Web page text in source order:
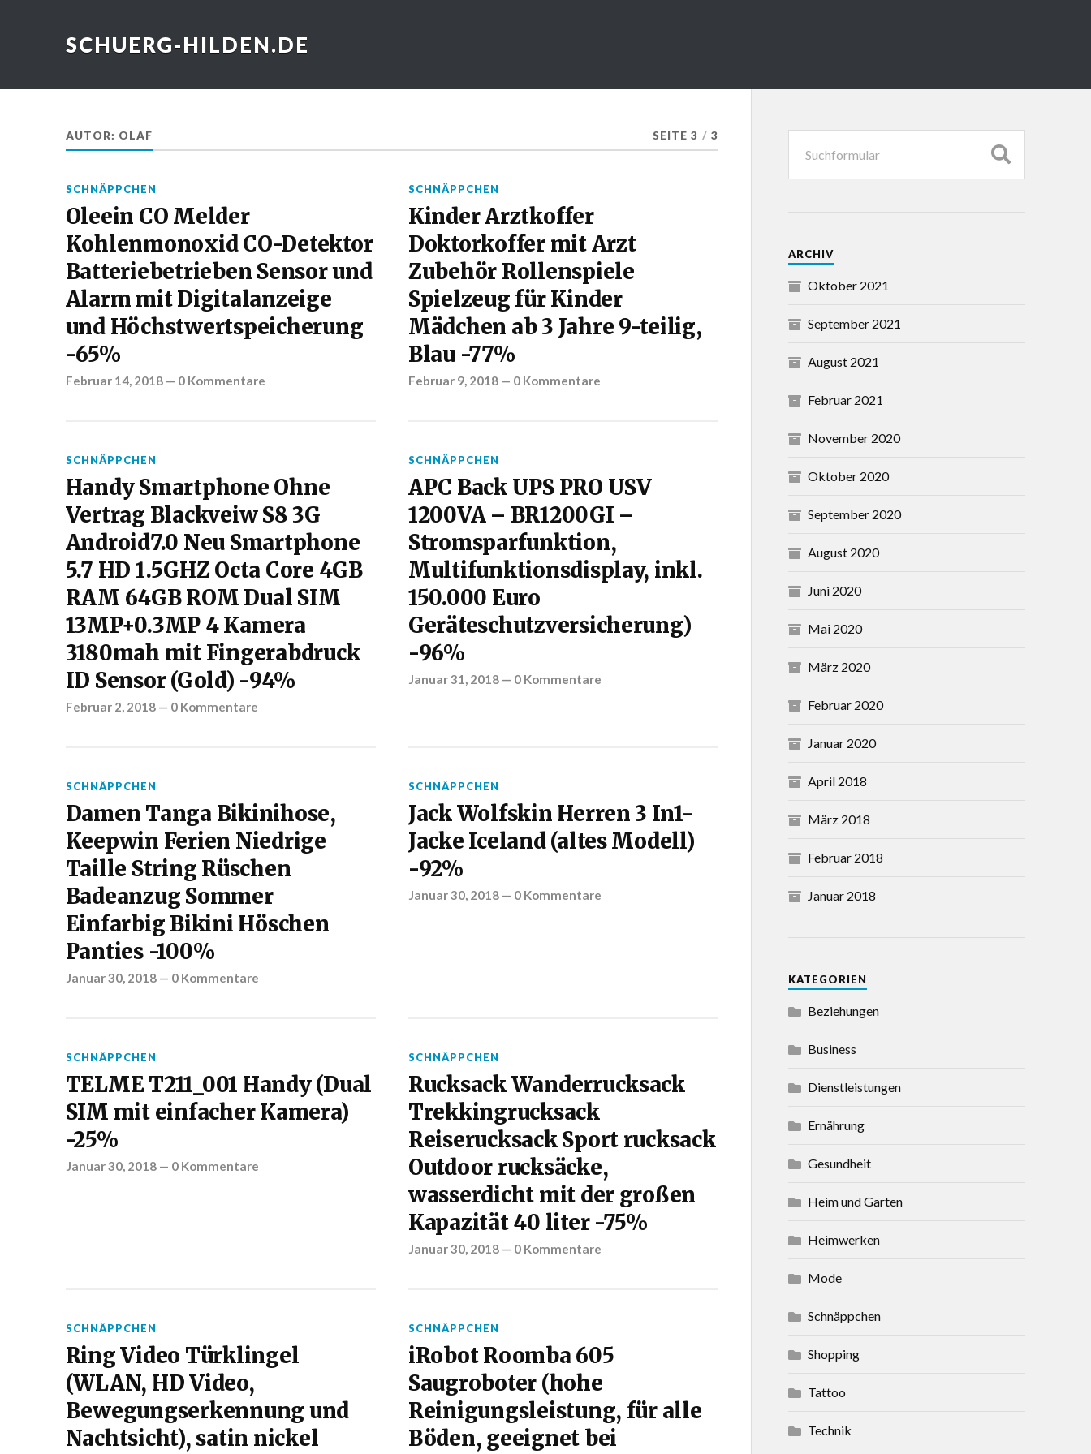
SCHUERG-HILDEN.DE
AUTOR: OLAF SEITE 3 / 3
SCHNÄPPCHEN
Oleein CO Melder
Kohlenmonoxid CO-Detektor
Batteriebetrieben Sensor und
Alarm mit Digitalanzeige
und Höchstwertspeicherung
-65%
Februar 14, 2018— 0 Kommentare
SCHNÄPPCHEN
Kinder Arztkoffer
Doktorkoffer mit Arzt
Zubehör Rollenspiele
Spielzeug für Kinder
Mädchen ab 3 Jahre 9-teilig,
Blau -77%
Februar 9, 2018— 0 Kommentare
SCHNÄPPCHEN
Handy Smartphone Ohne
Vertrag Blackveiw S8 3G
Android7.0 Neu Smartphone
5.7 HD 1.5GHZ Octa Core 4GB
RAM 64GB ROM Dual SIM
13MP+0.3MP 4 Kamera
3180mah mit Fingerabdruck
ID Sensor (Gold) -94%
Februar 2, 2018— 0 Kommentare
SCHNÄPPCHEN
APC Back UPS PRO USV
1200VA – BR1200GI –
Stromsparfunktion,
Multifunktionsdisplay, inkl.
150.000 Euro
Geräteschutzversicherung)
-96%
Januar 31, 2018— 0 Kommentare
SCHNÄPPCHEN
Damen Tanga Bikinihose,
Keepwin Ferien Niedrige
Taille String Rüschen
Badeanzug Sommer
Einfarbig Bikini Höschen
Panties -100%
Januar 30, 2018— 0 Kommentare
SCHNÄPPCHEN
Jack Wolfskin Herren 3 In1-
Jacke Iceland (altes Modell)
-92%
Januar 30, 2018— 0 Kommentare
SCHNÄPPCHEN
TELME T211_001 Handy (Dual
SIM mit einfacher Kamera)
-25%
Januar 30, 2018— 0 Kommentare
SCHNÄPPCHEN
Rucksack Wanderrucksack
Trekkingrucksack
Reiserucksack Sport rucksack
Outdoor rucksäcke,
wasserdicht mit der großen
Kapazität 40 liter -75%
Januar 30, 2018— 0 Kommentare
SCHNÄPPCHEN
Ring Video Türklingel
(WLAN, HD Video,
Bewegungserkennung und
Nachtsicht), satin nickel
SCHNÄPPCHEN
iRobot Roomba 605
Saugroboter (hohe
Reinigungsleistung, für alle
Böden, geeignet bei
ARCHIV
Oktober 2021
September 2021
August 2021
Februar 2021
November 2020
Oktober 2020
September 2020
August 2020
Juni 2020
Mai 2020
März 2020
Februar 2020
Januar 2020
April 2018
März 2018
Februar 2018
Januar 2018
KATEGORIEN
Beziehungen
Business
Dienstleistungen
Ernährung
Gesundheit
Heim und Garten
Heimwerken
Mode
Schnäppchen
Shopping
Tattoo
Technik